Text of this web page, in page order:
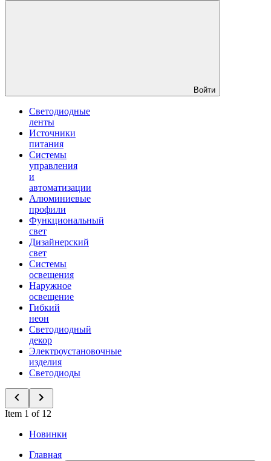
Войти
Светодиодные
ленты
Источники
питания
Системы
управления
и
автоматизации
Алюминиевые
профили
Функциональный
свет
Дизайнерский
свет
Системы
освещения
Наружное
освещение
Гибкий
неон
Светодиодный
декор
Электроустановочные
изделия
Светодиоды
Item 1 of 12
Новинки
Главная